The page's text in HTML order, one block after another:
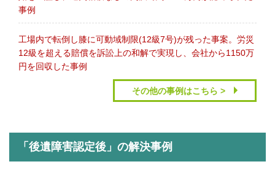
事例
工場内で転倒し膝に可動域制限(12級7号)が残った事案。労災
12級を超える賠償を訴訟上の和解で実現し、会社から1150万
円を回収した事例
その他の事例はこちら >
「後遺障害認定後」の解決事例